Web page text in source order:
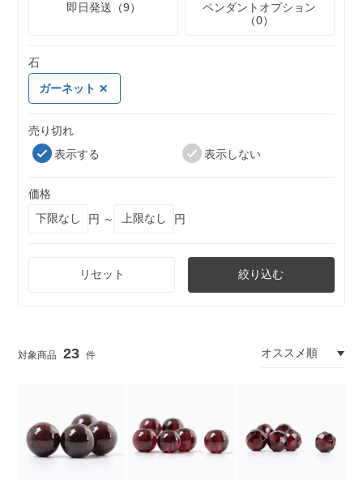
即日発送（9）
ペンダントオプション
（0）
石
ガーネット
売り切れ
表示する
表示しない
価格
円 ～
円
リセット 絞り込む
23